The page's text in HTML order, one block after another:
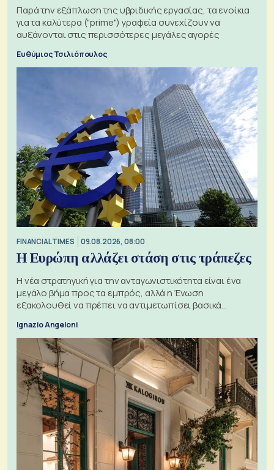
Παρά την εξάπλωση της υβριδικής εργασίας, τα ενοίκια
για τα καλύτερα ("prime") γραφεία συνεχίζουν να
αυξάνονται στις περισσότερες μεγάλες αγορές
Ευθύμιος Τσιλιόπουλος
FINANCIAL TIMES 09.08.2026, 08:00
Η Ευρώπη αλλάζει στάση στις τράπεζες
Η νέα στρατηγική για την ανταγωνιστικότητα είναι ένα
μεγάλο βήμα προς τα εμπρός, αλλά η Ένωση
εξακολουθεί να πρέπει να αντιμετωπίσει βασικά
Ignazio Angeloni